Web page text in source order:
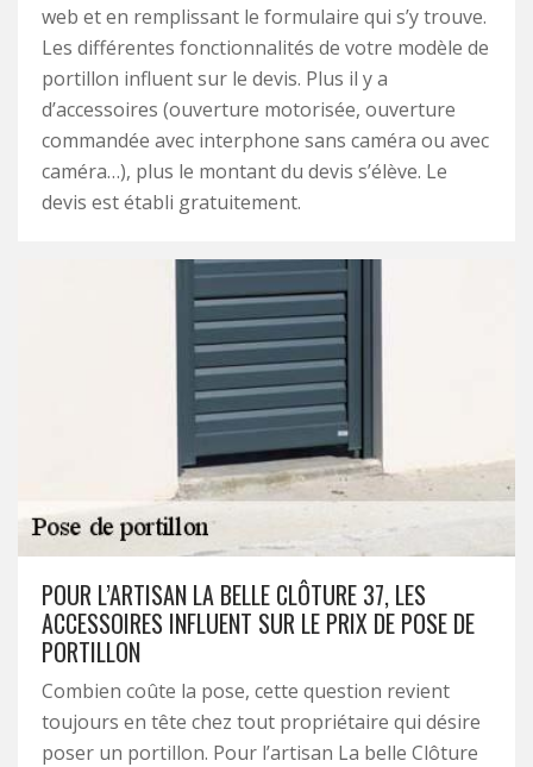
web et en remplissant le formulaire qui s’y trouve.
Les différentes fonctionnalités de votre modèle de
portillon influent sur le devis. Plus il y a
d’accessoires (ouverture motorisée, ouverture
commandée avec interphone sans caméra ou avec
caméra…), plus le montant du devis s’élève. Le
devis est établi gratuitement.
POUR L’ARTISAN LA BELLE CLÔTURE 37, LES
ACCESSOIRES INFLUENT SUR LE PRIX DE POSE DE
PORTILLON
Combien coûte la pose, cette question revient
toujours en tête chez tout propriétaire qui désire
poser un portillon. Pour l’artisan La belle Clôture